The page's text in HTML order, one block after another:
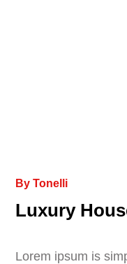
ByTonelli
Luxury
Lorem ipsum is